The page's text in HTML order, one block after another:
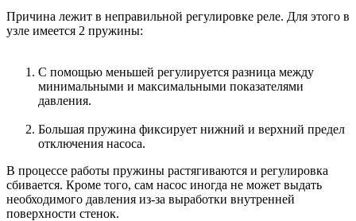
Причина лежит в неправильной регулировке реле. Для этого в
узле имеется 2 пружины:
С помощью меньшей регулируется разница между
минимальными и максимальными показателями
давления.
Большая пружина фиксирует нижний и верхний предел
отключения насоса.
В процессе работы пружины растягиваются и регулировка
сбивается. Кроме того, сам насос иногда не может выдать
необходимого давления из-за выработки внутренней
поверхности стенок.